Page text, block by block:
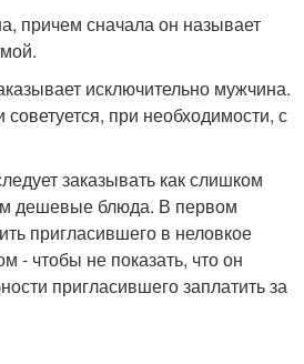
причем сначала он называет
исключительно мужчина.
советуется, при необходимости, с
заказывать как слишком
дешевые блюда. В первом
пригласившего в неловкое
- чтобы не показать, что он
пригласившего заплатить за